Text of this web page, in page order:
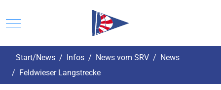
Mobile Menu Toggle
Start/News Infos News vom SRV
News
Feldwieser Langstrecke